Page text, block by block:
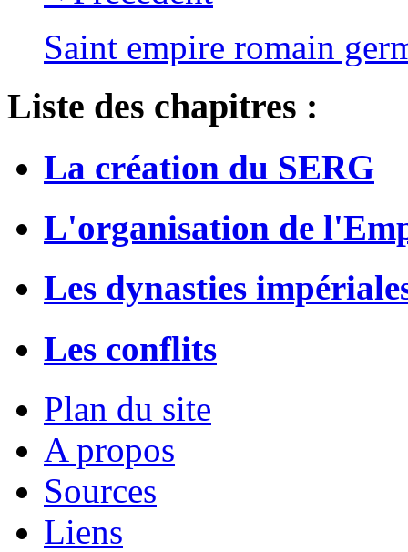
Saint empire romain
Liste des chapitres :
La création du SERG
L'organisation de
Les dynasties
Les conflits
Plan du site
A propos
Sources
Liens